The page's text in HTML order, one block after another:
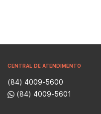
CENTRAL DE ATENDIMENTO
(84) 4009-5600
(84) 4009-5601